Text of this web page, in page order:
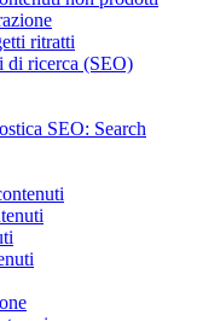
ritratti
di ricerca (SEO)
SEO: Search